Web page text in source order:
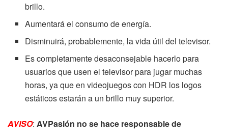
brillo.
Aumentará el consumo de energía.
Disminuirá, probablemente, la vida útil del televisor.
Es completamente desaconsejable hacerlo para
usuarios que usen el televisor para jugar muchas
horas, ya que en videojuegos con HDR los logos
estáticos estarán a un brillo muy superior.
AVISO: AVPasión no se hace responsable de